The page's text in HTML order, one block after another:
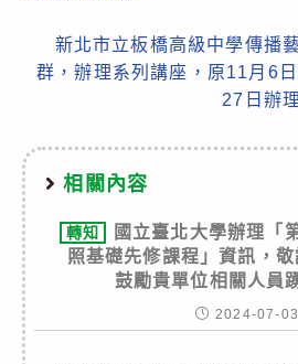
新北市立板橋高級中學傳播
群，辦理系列講座，原11月6
27日辦
相關內容
轉知
國立臺北大學辦理「
照基礎先修課程」資訊，
鼓勵貴單位相關人員
2024-07-03